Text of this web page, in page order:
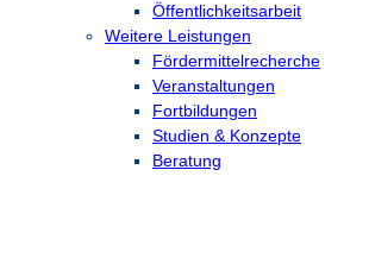
Öffentlichkeitsarbeit
Weitere Leistungen
Fördermittelrecherche
Veranstaltungen
Fortbildungen
Studien & Konzepte
Beratung